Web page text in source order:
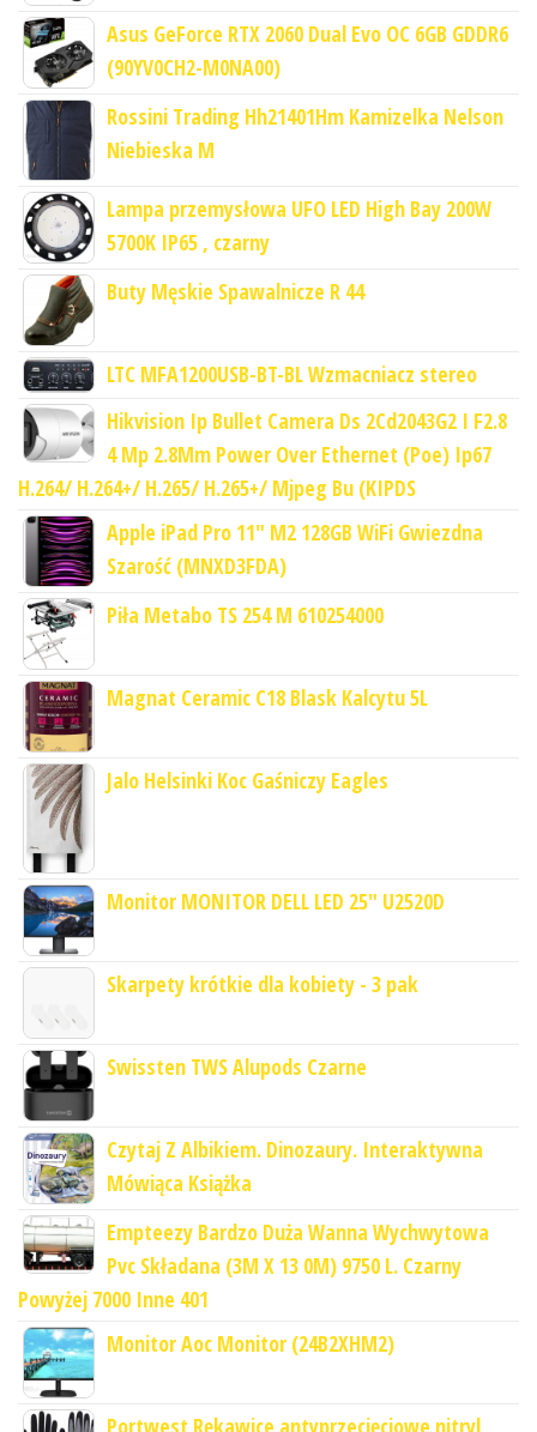
Asus GeForce RTX 2060 Dual Evo OC 6GB GDDR6
(90YV0CH2-M0NA00)
Rossini Trading Hh21401Hm Kamizelka Nelson
Niebieska M
Lampa przemysłowa UFO LED High Bay 200W
5700K IP65 , czarny
Buty Męskie Spawalnicze R 44
LTC MFA1200USB-BT-BL Wzmacniacz stereo
Hikvision Ip Bullet Camera Ds 2Cd2043G2 I F2.8
4 Mp 2.8Mm Power Over Ethernet (Poe) Ip67
H.264/ H.264+/ H.265/ H.265+/ Mjpeg Bu (KIPDS
Apple iPad Pro 11" M2 128GB WiFi Gwiezdna
Szarość (MNXD3FDA)
Piła Metabo TS 254 M 610254000
Magnat Ceramic C18 Blask Kalcytu 5L
Jalo Helsinki Koc Gaśniczy Eagles
Monitor MONITOR DELL LED 25" U2520D
Skarpety krótkie dla kobiety - 3 pak
Swissten TWS Alupods Czarne
Czytaj Z Albikiem. Dinozaury. Interaktywna
Mówiąca Książka
Empteezy Bardzo Duża Wanna Wychwytowa
Pvc Składana (3M X 13 0M) 9750 L. Czarny
Powyżej 7000 Inne 401
Monitor Aoc Monitor (24B2XHM2)
Portwest Rękawice antyprzecięciowe nitryl